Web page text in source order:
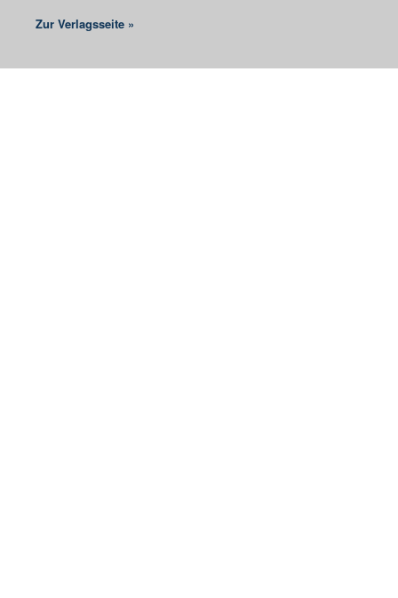
Zur Verlagsseite »